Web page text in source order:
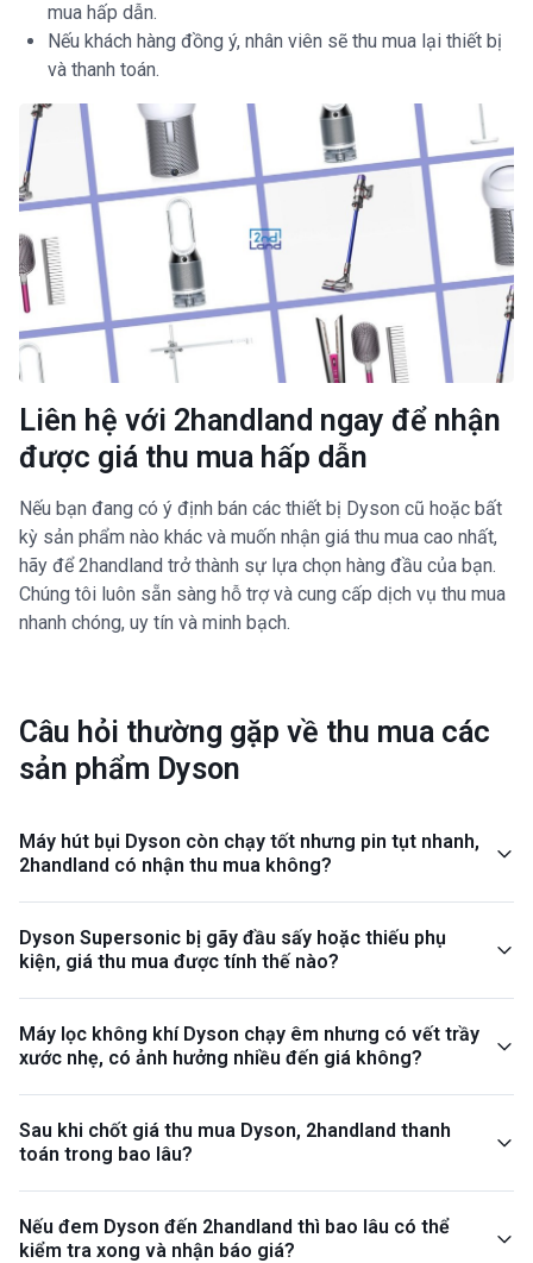
mua hấp dẫn.
Nếu khách hàng đồng ý, nhân viên sẽ thu mua lại thiết bị
và thanh toán.
Liên hệ với 2handland ngay để nhận
được giá thu mua hấp dẫn
Nếu bạn đang có ý định bán các thiết bị Dyson cũ hoặc bất
kỳ sản phẩm nào khác và muốn nhận giá thu mua cao nhất,
hãy để 2handland trở thành sự lựa chọn hàng đầu của bạn.
Chúng tôi luôn sẵn sàng hỗ trợ và cung cấp dịch vụ thu mua
nhanh chóng, uy tín và minh bạch.
Câu hỏi thường gặp về thu mua các
sản phẩm Dyson
Máy hút bụi Dyson còn chạy tốt nhưng pin tụt nhanh,
2handland có nhận thu mua không?
Dyson Supersonic bị gãy đầu sấy hoặc thiếu phụ
kiện, giá thu mua được tính thế nào?
Máy lọc không khí Dyson chạy êm nhưng có vết trầy
xước nhẹ, có ảnh hưởng nhiều đến giá không?
Sau khi chốt giá thu mua Dyson, 2handland thanh
toán trong bao lâu?
Nếu đem Dyson đến 2handland thì bao lâu có thể
kiểm tra xong và nhận báo giá?